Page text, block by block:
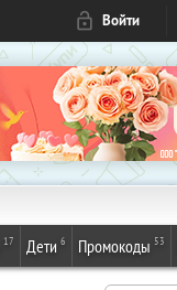
Войти
17 Дети 6 Промокоды 53